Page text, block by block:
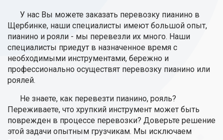
У нас Вы можете заказать перевозку пианино в
Щербинке, наши специалисты имеют большой опыт,
пианино и рояли - мы перевезли их много. Наши
специалисты приедут в назначенное время с
необходимыми инструментами, бережно и
профессионально осуществят перевозку пианино или
роялей.
Не знаете, как перевезти пианино, рояль?
Переживаете, что хрупкий инструмент может быть
поврежден в процессе перевозки? Доверьте решение
этой задачи опытным грузчикам. Мы исключаем